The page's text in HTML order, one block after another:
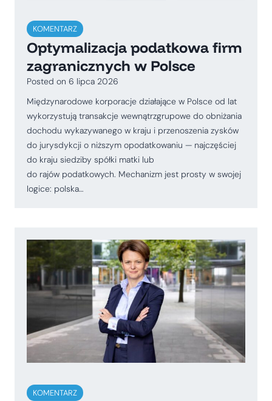
KOMENTARZ
Optymalizacja podatkowa firm
zagranicznych w Polsce
Posted on 6 lipca 2026
Międzynarodowe korporacje działające w Polsce od lat
wykorzystują transakcje wewnątrzgrupowe do obniżania
dochodu wykazywanego w kraju i przenoszenia zysków
do jurysdykcji o niższym opodatkowaniu — najczęściej
do kraju siedziby spółki matki lub
do rajów podatkowych. Mechanizm jest prosty w swojej
logice: polska…
KOMENTARZ